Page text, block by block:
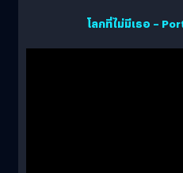
โลกที่ไม่มีเธอ –